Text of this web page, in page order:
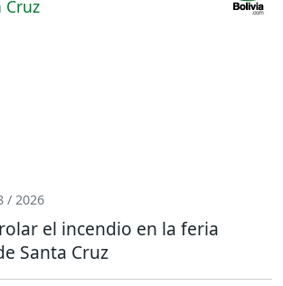
/ 2026
el incendio en la feria
Santa Cruz